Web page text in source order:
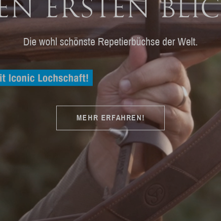
ERSTEN
Die wohl schönste Repetierbüchse der Welt.
MEHR ERFAHREN!